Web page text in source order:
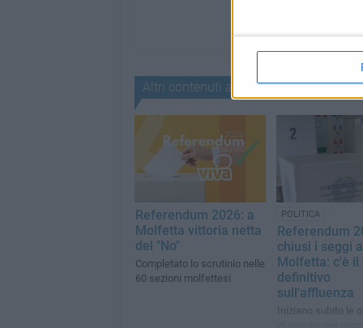
Altri contenuti a tema
Referendum 2026: a
Molfetta vittoria netta
del "No"
Completato lo scrutinio nelle
60 sezioni molfettesi
POLITICA
Referendum
chiusi i seggi a
Molfetta: c'è il
definitivo
sull'affluenza
Iniziano subito le